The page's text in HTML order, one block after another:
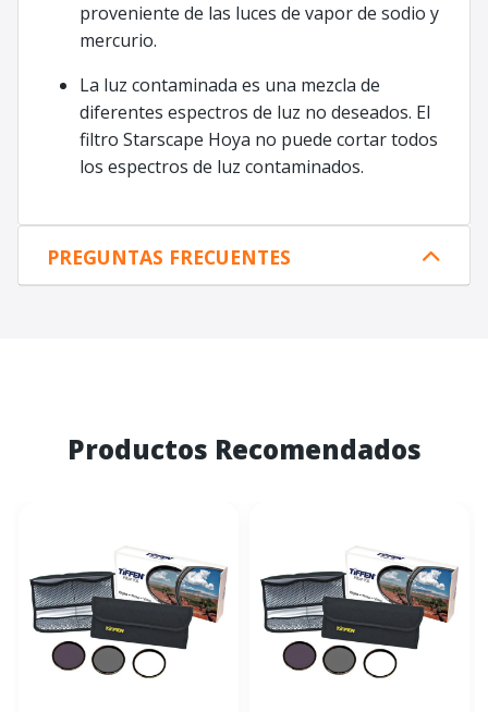
proveniente de las luces de vapor de sodio y
mercurio.
La luz contaminada es una mezcla de
diferentes espectros de luz no deseados. El
filtro Starscape Hoya no puede cortar todos
los espectros de luz contaminados.
PREGUNTAS FRECUENTES
Productos Recomendados